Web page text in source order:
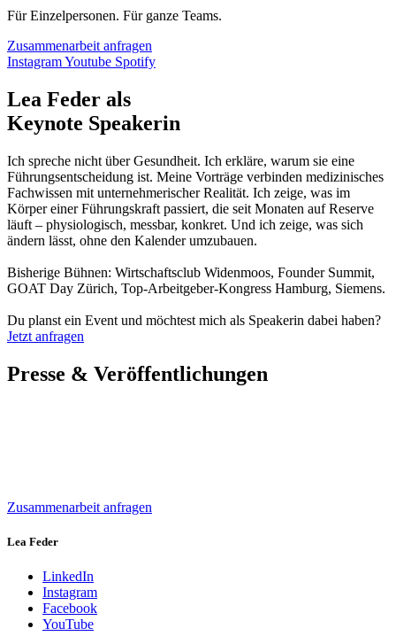
Für Einzelpersonen. Für ganze Teams.
Zusammenarbeit anfragen
InstagramYoutube Spotify
Lea Feder als
Keynote Speakerin
Ich spreche nicht über Gesundheit. Ich erkläre, warum sie eine
Führungsentscheidung ist. Meine Vorträge verbinden medizinisches
Fachwissen mit unternehmerischer Realität. Ich zeige, was im
Körper einer Führungskraft passiert, die seit Monaten auf Reserve
läuft – physiologisch, messbar, konkret. Und ich zeige, was sich
ändern lässt, ohne den Kalender umzubauen.
Bisherige Bühnen: Wirtschaftsclub Widenmoos, Founder Summit,
GOAT Day Zürich, Top-Arbeitgeber-Kongress Hamburg, Siemens.
Du planst ein Event und möchtest mich als Speakerin dabei haben?
Jetzt anfragen
Presse & Veröffentlichungen
Zusammenarbeit anfragen
Lea Feder
LinkedIn
Instagram
Facebook
YouTube